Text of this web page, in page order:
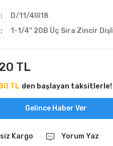
D/11/4III18
1-1/4'' 20B Üç Sıra Zincir
TL
TL den başlayan taksitlerle!
Gelince Haber Ver
Kargo Yorum Yaz